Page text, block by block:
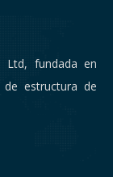
Ltd, fundada en
estructura de